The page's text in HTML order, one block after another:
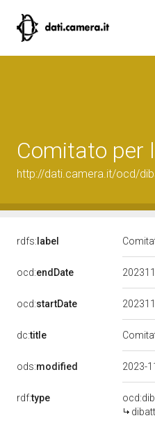
Comitato per
http://dati.camera.it/ocd/
rdfs: label
ocd:endDate
ocd:startDate
dc:title
ods:modified 2023-
rdf:type